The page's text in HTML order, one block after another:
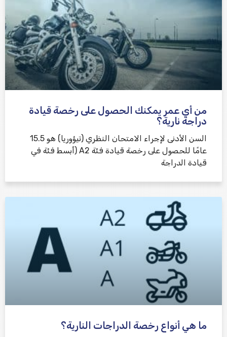
من أي عمر يمكنك الحصول على رخصة قيادة
دراجة نارية؟
السن الأدنى لإجراء الامتحان النظري (تيؤوريا) هو 15.5
عامًا للحصول على رخصة قيادة فئة A2 (أبسط فئة في
قيادة الدراجة
ما هي أنواع رخصة الدراجات النارية؟